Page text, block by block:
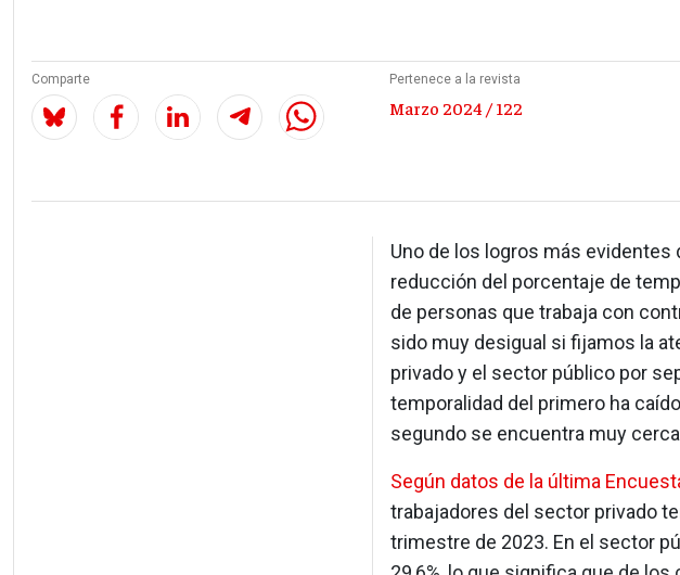
Comparte Pertenece a la revista
Marzo 2024 / 122
Uno de los logros más evidentes
reducción del porcentaje de
de personas que trabaja con
sido muy desigual si fijamos la
privado y el sector público por
temporalidad del primero ha
segundo se encuentra muy
Según datos de la última
trabajadores del sector privado
trimestre de 2023. En el sector